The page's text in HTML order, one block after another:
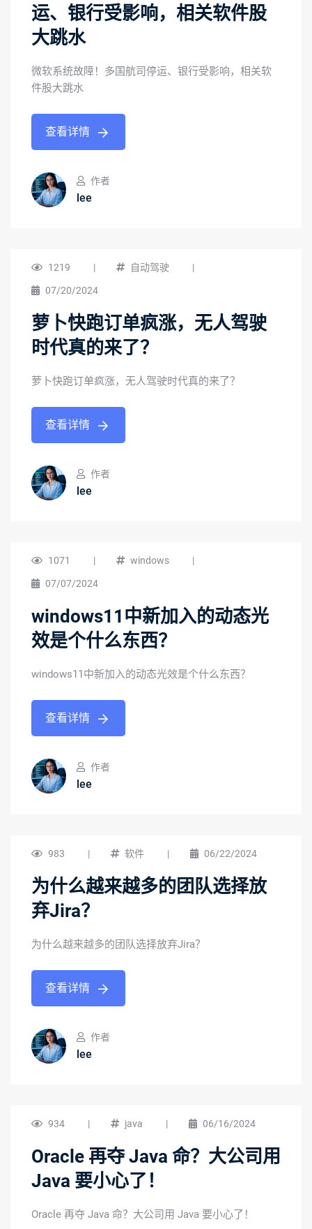
运、银行受影响，相关软件股
大跳水
微软系统故障！多国航司停运、银行受影响，相关软
件股大跳水
查看详情
作者
lee
1219 | 自动驾驶 |
07/20/2024
萝卜快跑订单疯涨，无人驾驶
时代真的来了？
萝卜快跑订单疯涨，无人驾驶时代真的来了？
查看详情
作者
lee
1071 | windows |
07/07/2024
windows11中新加入的动态光
效是个什么东西？
windows11中新加入的动态光效是个什么东西？
查看详情
作者
lee
983 | 软件 | 06/22/2024
为什么越来越多的团队选择放
弃Jira？
为什么越来越多的团队选择放弃Jira？
查看详情
作者
lee
934 | java | 06/16/2024
Oracle 再夺 Java 命？大公司用
Java 要小心了！
Oracle 再夺 Java 命？大公司用 Java 要小心了！